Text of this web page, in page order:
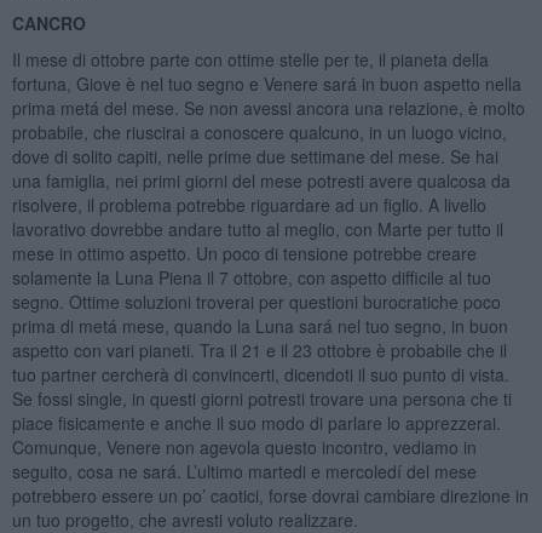
CANCRO
Il mese di ottobre parte con ottime stelle per te, il pianeta della
fortuna, Giove è nel tuo segno e Venere sará in buon aspetto nella
prima metá del mese. Se non avessi ancora una relazione, è molto
probabile, che riuscirai a conoscere qualcuno, in un luogo vicino,
dove di solito capiti, nelle prime due settimane del mese. Se hai
una famiglia, nei primi giorni del mese potresti avere qualcosa da
risolvere, il problema potrebbe riguardare ad un figlio. A livello
lavorativo dovrebbe andare tutto al meglio, con Marte per tutto il
mese in ottimo aspetto. Un poco di tensione potrebbe creare
solamente la Luna Piena il 7 ottobre, con aspetto difficile al tuo
segno. Ottime soluzioni troverai per questioni burocratiche poco
prima di metá mese, quando la Luna sará nel tuo segno, in buon
aspetto con vari pianeti. Tra il 21 e il 23 ottobre è probabile che il
tuo partner cercherà di convincerti, dicendoti il suo punto di vista.
Se fossi single, in questi giorni potresti trovare una persona che ti
piace fisicamente e anche il suo modo di parlare lo apprezzerai.
Comunque, Venere non agevola questo incontro, vediamo in
seguito, cosa ne sará. L’ultimo martedi e mercoledí del mese
potrebbero essere un po’ caotici, forse dovrai cambiare direzione in
un tuo progetto, che avresti voluto realizzare.